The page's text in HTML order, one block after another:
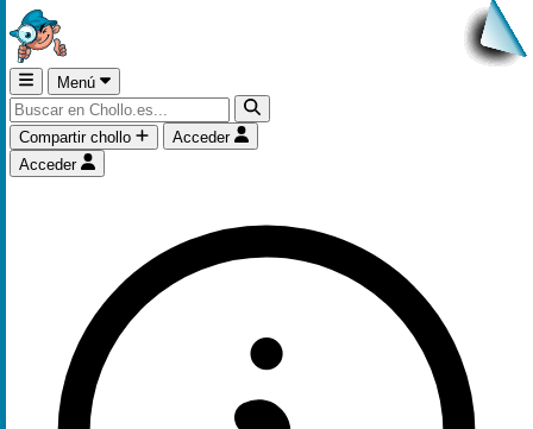
Menú
Compartir chollo
Acceder
Acceder